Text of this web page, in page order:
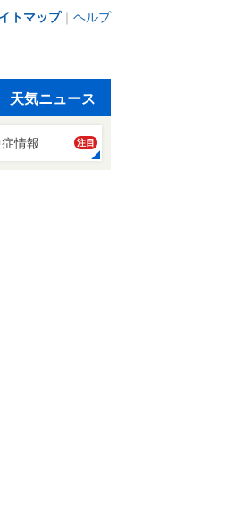
トマップ｜ ヘルプ
天気ニュース
情報 注目